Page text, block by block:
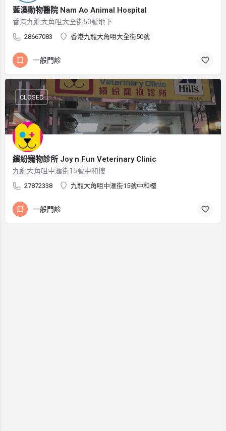
藍澳動物醫院 Nam Ao Animal Hospital
香港九龍大角咀大全街50號地下
28667083 香港九龍大角咀大全街50號
一般門診
繽紛寵物診所 Joy n Fun Veterinary Clinic
九龍大角咀中滙街15號中和樓
27872338 九龍大角咀中滙街15號中和樓
CLOSED
一般門診